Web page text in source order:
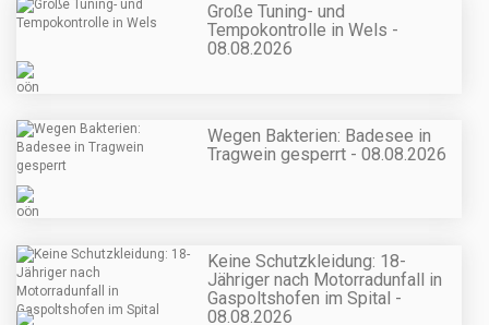
Große Tuning- und
Tempokontrolle in Wels -
08.08.2026
Wegen Bakterien: Badesee in
Tragwein gesperrt - 08.08.2026
Keine Schutzkleidung: 18-
Jähriger nach Motorradunfall in
Gaspoltshofen im Spital -
08.08.2026